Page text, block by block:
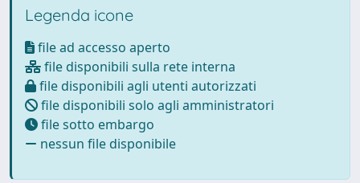
Legenda icone
file ad accesso aperto
file disponibili sulla rete interna
file disponibili agli utenti autorizzati
file disponibili solo agli amministratori
file sotto embargo
nessun file disponibile